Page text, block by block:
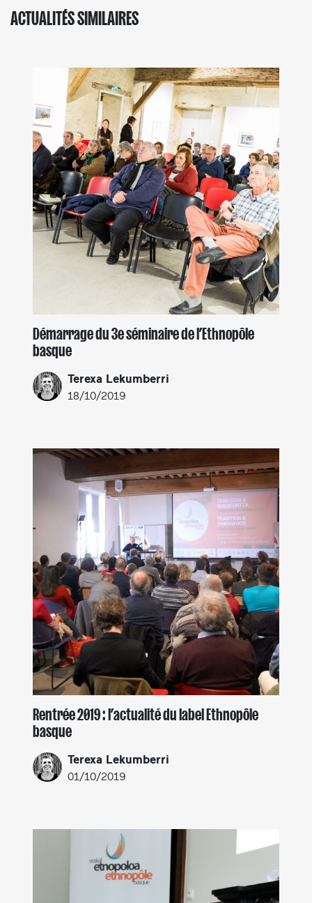
ACTUALITÉS SIMILAIRES
Démarrage du 3e séminaire de l’Ethnopôle
basque
Terexa Lekumberri
18/10/2019
Rentrée 2019 : l’actualité du label Ethnopôle
basque
Terexa Lekumberri
01/10/2019